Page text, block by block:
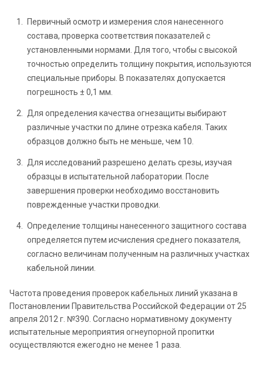
Первичный осмотр и измерения слоя нанесенного
состава, проверка соответствия показателей с
установленными нормами. Для того, чтобы с высокой
точностью определить толщину покрытия, используются
специальные приборы. В показателях допускается
погрешность ± 0,1 мм.
Для определения качества огнезащиты выбирают
различные участки по длине отрезка кабеля. Таких
образцов должно быть не меньше, чем 10.
Для исследований разрешено делать срезы, изучая
образцы в испытательной лаборатории. После
завершения проверки необходимо восстановить
поврежденные участки проводки.
Определение толщины нанесенного защитного состава
определяется путем исчисления среднего показателя,
согласно величинам полученным на различных участках
кабельной линии.
Частота проведения проверок кабельных линий указана в
Постановлении Правительства Российской Федерации от 25
апреля 2012 г. №390. Согласно нормативному документу
испытательные мероприятия огнеупорной пропитки
осуществляются ежегодно не менее 1 раза.